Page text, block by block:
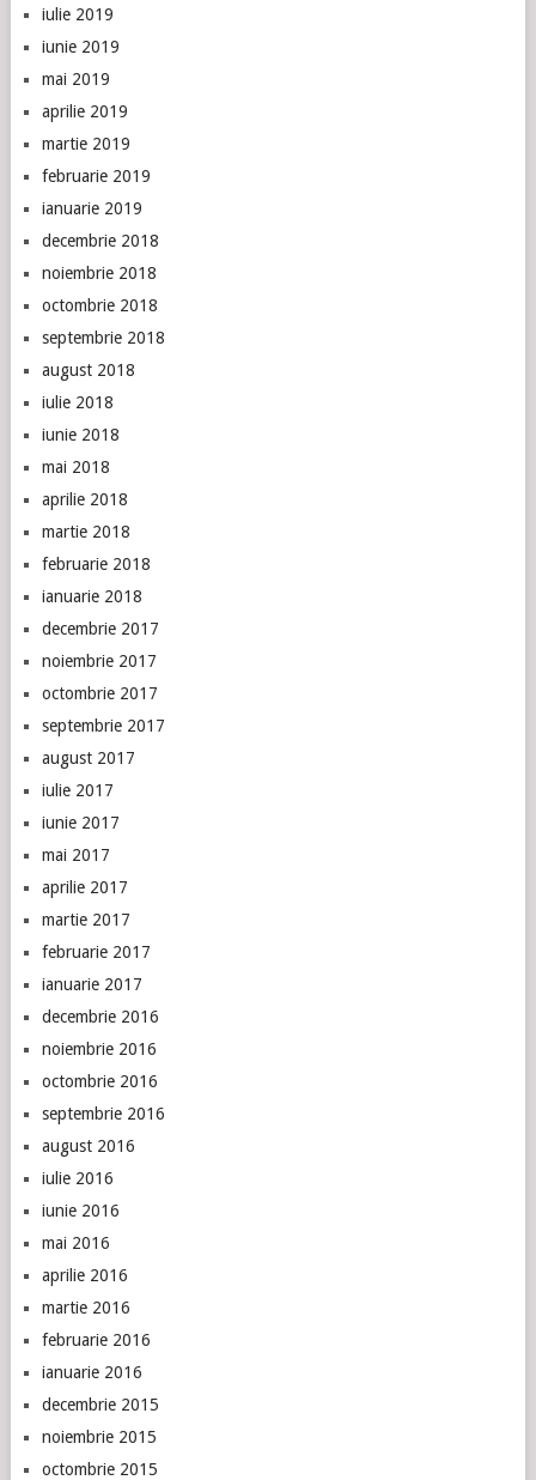
iulie 2019
iunie 2019
mai 2019
aprilie 2019
martie 2019
februarie 2019
ianuarie 2019
decembrie 2018
noiembrie 2018
octombrie 2018
septembrie 2018
august 2018
iulie 2018
iunie 2018
mai 2018
aprilie 2018
martie 2018
februarie 2018
ianuarie 2018
decembrie 2017
noiembrie 2017
octombrie 2017
septembrie 2017
august 2017
iulie 2017
iunie 2017
mai 2017
aprilie 2017
martie 2017
februarie 2017
ianuarie 2017
decembrie 2016
noiembrie 2016
octombrie 2016
septembrie 2016
august 2016
iulie 2016
iunie 2016
mai 2016
aprilie 2016
martie 2016
februarie 2016
ianuarie 2016
decembrie 2015
noiembrie 2015
octombrie 2015